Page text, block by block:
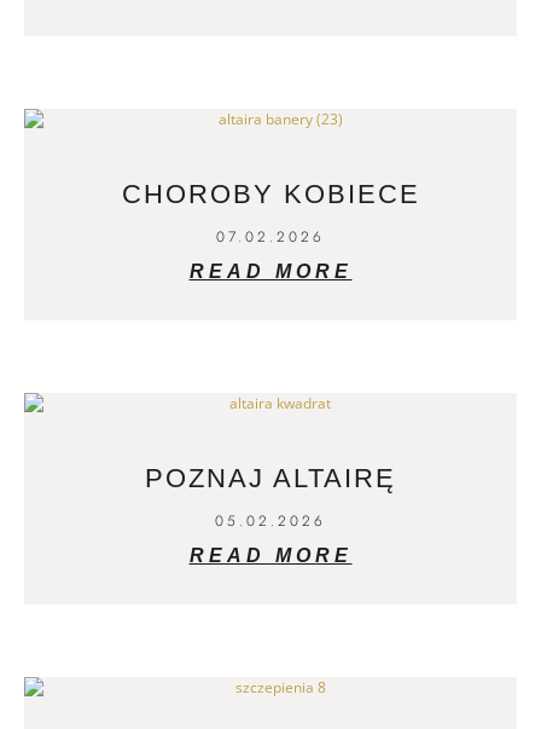
CHOROBY KOBIECE
07.02.2026
READ MORE
POZNAJ ALTAIRĘ
05.02.2026
READ MORE